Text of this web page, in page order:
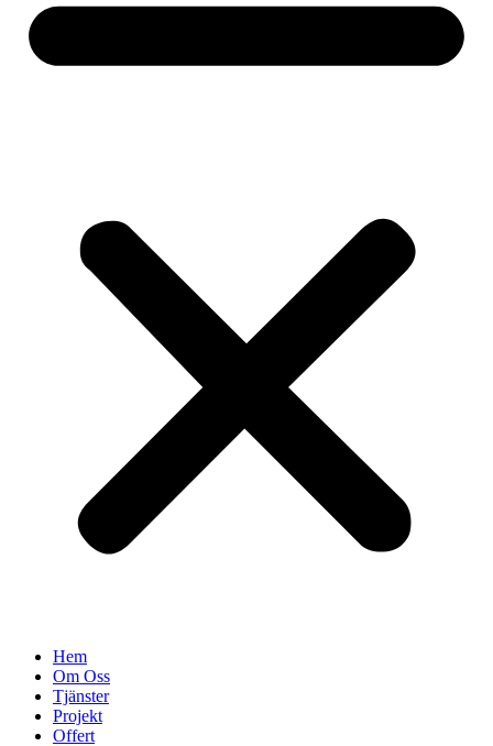
Hem
Om Oss
Tjänster
Projekt
Offert